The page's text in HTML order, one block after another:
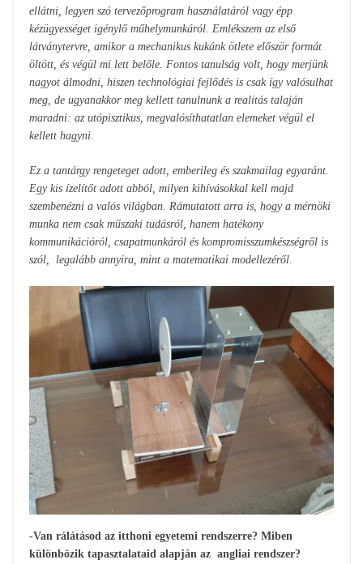
ellátni, legyen szó tervezőprogram használatáról vagy épp
kézügyességet igénylő műhelymunkáról. Emlékszem az első
látványtervre, amikor a mechanikus kukánk ötlete először formát
öltött, és végül mi lett belőle. Fontos tanulság volt, hogy merjünk
nagyot álmodni, hiszen technológiai fejlődés is csak így valósulhat
meg, de ugyanakkor meg kellett tanulnunk a realitás talaján
maradni: az utópisztikus, megvalósíthatatlan elemeket végül el
kellett hagyni.
Ez a tantárgy rengeteget adott, emberileg és szakmailag egyaránt.
Egy kis ízelítőt adott abból, milyen kihívásokkal kell majd
szembenézni a valós világban. Rámutatott arra is, hogy a mérnöki
munka nem csak műszaki tudásról, hanem hatékony
kommunikációról, csapatmunkáról és kompromisszumkészségről is
szól, legalább annyira, mint a matematikai modellezéről.
-Van rálátásod az itthoni egyetemi rendszerre? Miben
különbözik tapasztalataid alapján az angliai rendszer?